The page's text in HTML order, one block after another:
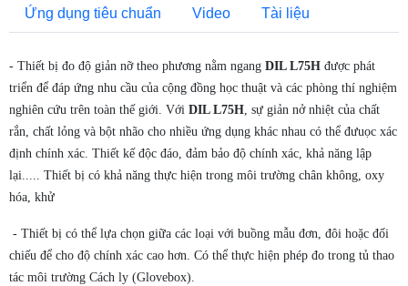
Ứng dụng tiêu chuẩn Video Tài liệu
- Thiết bị đo độ giản nỡ theo phương nằm ngang DIL L75H được phát
triển để đáp ứng nhu cầu của cộng đồng học thuật và các phòng thí nghiệm
nghiên cứu trên toàn thế giới. Với DIL L75H, sự giản nở nhiệt của chất
rắn, chất lỏng và bột nhão cho nhiều ứng dụng khác nhau có thể đưuọc xác
định chính xác. Thiết kế độc đáo, đảm bảo độ chính xác, khả năng lập
lại..... Thiết bị có khả năng thực hiện trong môi trường chân không, oxy
hóa, khử
- Thiết bị có thể lựa chọn giữa các loại với buồng mẫu đơn, đôi hoặc đối
chiếu để cho độ chính xác cao hơn. Có thể thực hiện phép đo trong tủ thao
tác môi trường Cách ly (Glovebox).